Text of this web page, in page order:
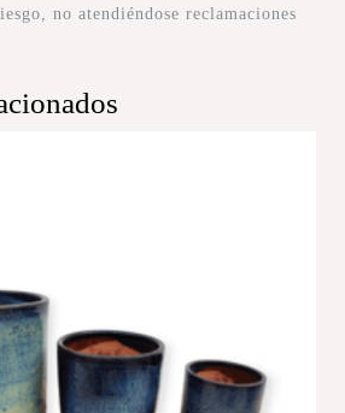
no atendiéndose reclamaciones